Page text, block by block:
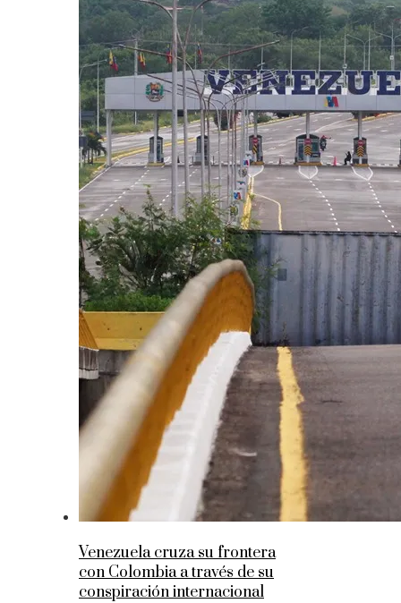
Venezuela cruza su frontera
con Colombia a través de su
conspiración internacional